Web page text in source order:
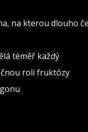
na kterou dlouho
téměř každý
roli fruktózy